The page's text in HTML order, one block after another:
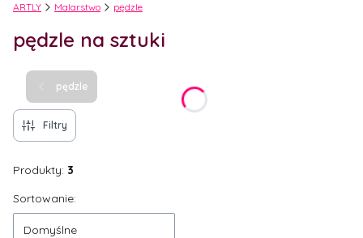
ARTLY Malarstwo pędzle
pędzle na sztuki
pędzle
Filtry
Produkty: 3
Lista produktów
Sortowanie:
Domyślne